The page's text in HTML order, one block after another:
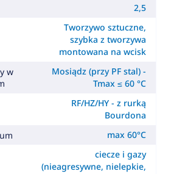
2,5
Tworzywo sztuczne,
szybka z tworzywa
montowana na wcisk
w
Mosiądz (przy PF stal) -
Tmax ≤ 60 °C
RF/HZ/HY - z rurką
Bourdona
max 60°C
ciecze i gazy
(nieagresywne, nielepkie,